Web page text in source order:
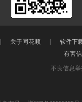
关于同花顺
软件下
有害
不良信息